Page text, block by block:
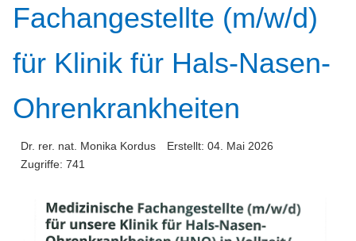
Fachangestellte (m/w/d)
für Klinik für Hals-Nasen-
Ohrenkrankheiten
Dr. rer. nat. Monika Kordus
Erstellt: 04. Mai 2026
Zugriffe: 741